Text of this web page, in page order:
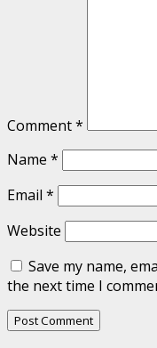
Comment*
Name *
Email *
Website
Save my name,
the next time I